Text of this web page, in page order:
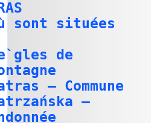
sont situées
de
– Commune
–